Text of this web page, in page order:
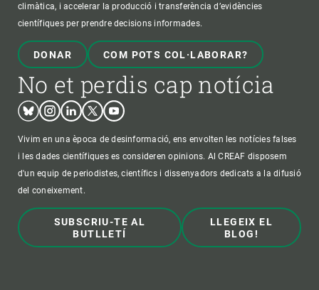
climàtica, i accelerar la producció i transferència d’evidències
científiques per prendre decisions informades.
DONAR COM POTS COL·LABORAR?
No et perdis cap notícia
BlueskyInstagram
LinkedinTwitterYoutube
Vivim en una època de desinformació, ens envolten les notícies falses
i les dades científiques es consideren opinions. Al CREAF disposem
d'un equip de periodistes, científics i dissenyadors dedicats a la difusió
del coneixement.
SUBSCRIU-TE AL
BUTLLETÍ
LLEGEIX EL
BLOG!